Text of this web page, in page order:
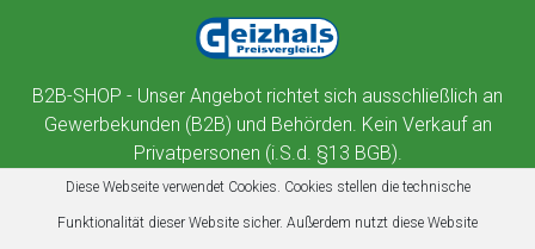
B2B-SHOP - Unser Angebot richtet sich ausschließlich an
Gewerbekunden (B2B) und Behörden. Kein Verkauf an
Privatpersonen (i.S.d. §13 BGB).
Diese Webseite verwendet Cookies. Cookies stellen die technische
Funktionalität dieser Website sicher. Außerdem nutzt diese Website